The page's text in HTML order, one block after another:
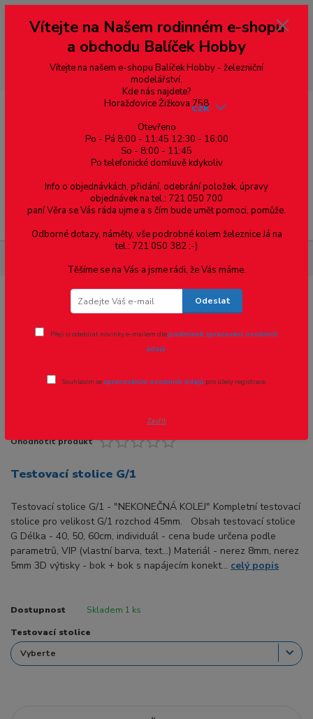
--- pro zákazníky ze Slovenska a jiných zemí, pokud chcete platit v eurech
přepněte si e-shop na euro 💶 pro přepočet měny - pravý horní roh ---
dobírky – pokud si z nějakého důvodu zásilku nevyzvednete, bude po
domluvě zaslána znovu s opětovnou platbou za poštovné, v opačném
případě bude zrušena a účet přidán na blacklist a rušeny následující
objednávky.
Menu
CZK
Testovací stolice G/1
Ohodnotit produkt
Testovací stolice G/1
Testovací stolice G/1 - "NEKONEČNÁ KOLEJ" Kompletní testovací
stolice pro velikost G/1 rozchod 45mm. Obsah testovací stolice
G Délka - 40, 50, 60cm, individuál - cena bude určena podle
parametrů, VIP (vlastní barva, text...) Materiál - nerez 8mm, nerez
5mm 3D výtisky - bok + bok s napájecím konekt... celý popis
Dostupnost Skladem 1 ks
Testovací stolice
Vítejte na Našem rodinném e-shopu
a obchodu Balíček Hobby
Vítejte na našem e-shopu Balíček Hobby - železniční
modelářství.
Kde nás najdete?
Horažďovice Žižkova 758
Otevřeno
Po - Pá 8:00 - 11:45 12:30 - 16:00
So - 8:00 - 11:45
Po telefonické domluvě kdykoliv
Info o objednávkách, přidání, odebrání položek, úpravy
objednávek na tel.: 721 050 700
paní Věra se Vás ráda ujme a s čím bude umět pomoci, pomůže.
Odborné dotazy, náměty, vše podrobné kolem železnice Já na
tel.: 721 050 382 :-)
Těšíme se na Vás a jsme rádi, že Vás máme.
Odeslat
Přeji si odebírat novinky e-mailem dlepodmínek zpracování osobních
údajů.
Souhlasím se zpracováním osobních údajů pro účely registrace.
Zavřít